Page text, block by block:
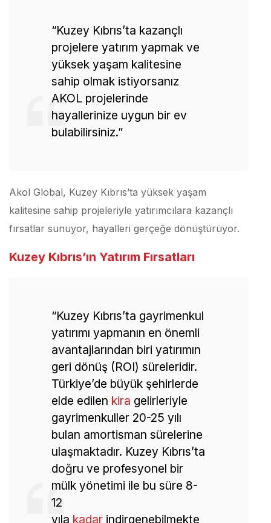
“Kuzey Kıbrıs’ta kazançlı
projelere yatırım yapmak ve
yüksek yaşam kalitesine
sahip olmak istiyorsanız
AKOL projelerinde
hayallerinize uygun bir ev
bulabilirsiniz.”
Akol Global, Kuzey Kıbrıs’ta yüksek yaşam
kalitesine sahip projeleriyle yatırımcılara kazançlı
fırsatlar sunuyor, hayalleri gerçeğe dönüştürüyor.
Kuzey Kıbrıs’ın Yatırım Fırsatları
“Kuzey Kıbrıs’ta gayrimenkul
yatırımı yapmanın en önemli
avantajlarından biri yatırımın
geri dönüş (ROI) süreleridir.
Türkiye’de büyük şehirlerde
elde edilen kira gelirleriyle
gayrimenkuller 20-25 yılı
bulan amortisman sürelerine
ulaşmaktadır. Kuzey Kıbrıs’ta
doğru ve profesyonel bir
mülk yönetimi ile bu süre 8-
12
yıla kadar indirgenebilmekte